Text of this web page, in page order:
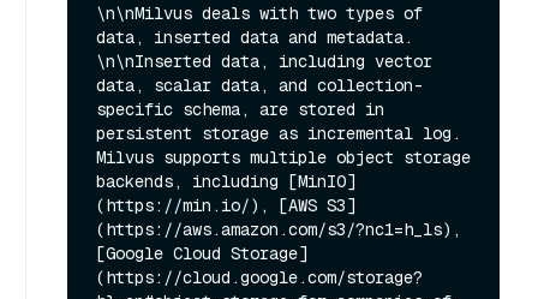
\n\nMilvus deals with two types of
data, inserted data and metadata.
\n\nInserted data, including vector
data, scalar data, and collection-
specific schema, are stored in
persistent storage as incremental log.
Milvus supports multiple object storage
backends, including [MinIO]
(https://min.io/), [AWS S3]
(https://aws.amazon.com/s3/?nc1=h_ls),
[Google Cloud Storage]
(https://cloud.google.com/storage?